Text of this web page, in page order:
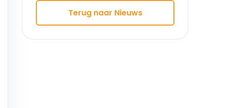
Terug naar Nieuws